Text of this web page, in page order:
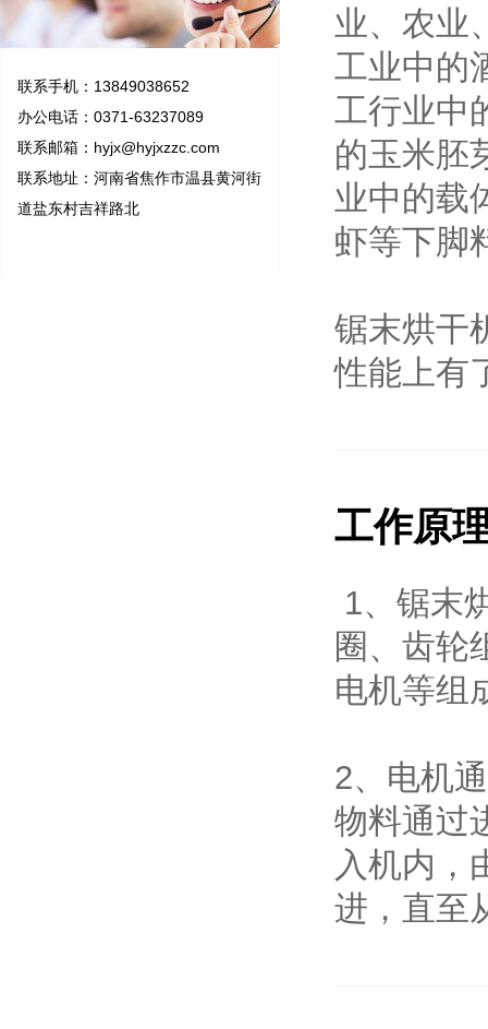
联系手机：13849038652
办公电话：0371-63237089
联系邮箱： hyjx@hyjxzzc.com
联系地址：河南省焦作市温县黄河街
道盐东村吉祥路北
业、农业
工业中的
工行业中
的玉米胚
业中的载
虾等下脚
锯末烘干
性能上有
工作原
1、锯末
圈、齿轮
电机等组
2、电机
物料通过
入机内，
进，直至